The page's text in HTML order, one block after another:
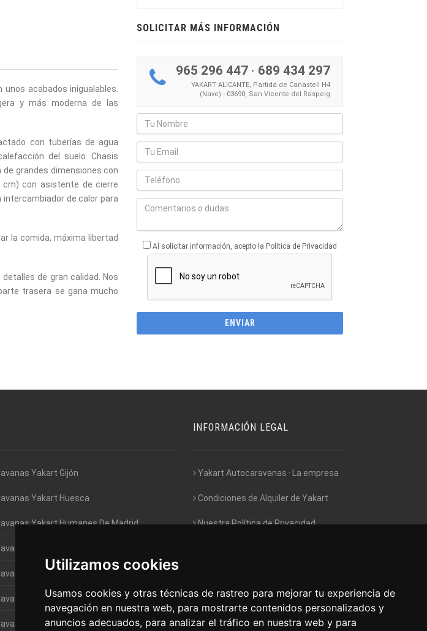
Utilizamos cookies
Usamos cookies y otras técnicas de rastreo para mejorar tu experiencia de
navegación en nuestra web, para mostrarte contenidos personalizados y
anuncios adecuados, para analizar el tráfico en nuestra web y para
acabados inigualables.
y más moderna de las
con tuberías de agua
del suelo. Chasis
grandes dimensiones con
cm) con asistente de cierre
de calor para
la comida, máxima libertad
de gran calidad. Nos
trasera se gana mucho
SOLICITAR MÁS INFORMACIÓN
965 296 447· 689 434 297
YAKART ALICANTE, Partida de Canastell H4
(Nave) - 03690, San Vicente del Raspeig
Al solicitar información, acepto la Política de Privacidad
Yakart Gijón
Yakart Huesca
Yakart Humanes De Madrid
Yakart Jaén
Yakart Lugo
Yakart Valencia
Yakart Vitoria
INFORMACIÓN LEGAL
Yakart Autocaravanas · La empresa
Condiciones de Alquiler de Yakart
Nuestra Política de Privacidad